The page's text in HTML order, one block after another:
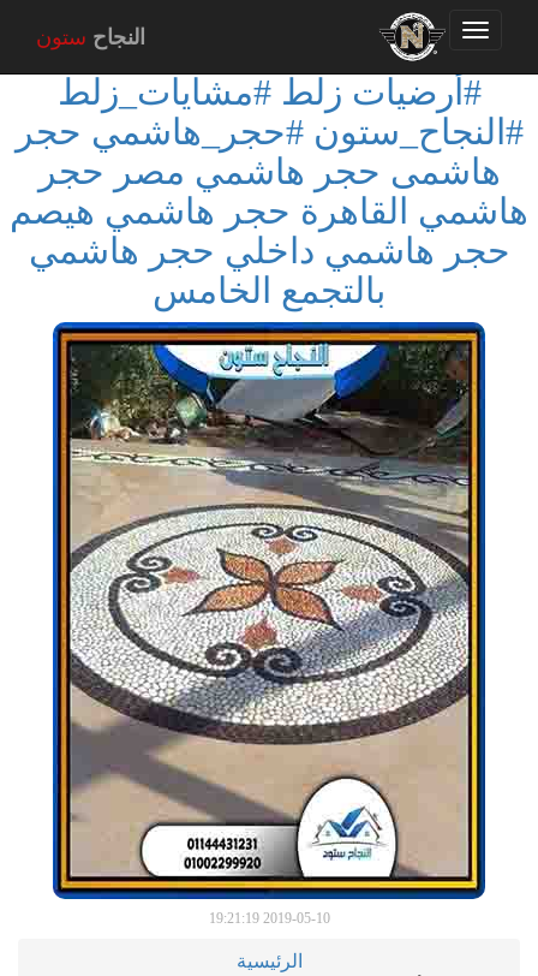
Toggle
navigation
النجاح ستون
#أرضيات زلط #مشايات_زلط
#النجاح_ستون #حجر_هاشمي حجر
هاشمى حجر هاشمي مصر حجر
هاشمي القاهرة حجر هاشمي هيصم
حجر هاشمي داخلي حجر هاشمي
بالتجمع الخامس
2019-05-10 19:21:19
الرئيسية